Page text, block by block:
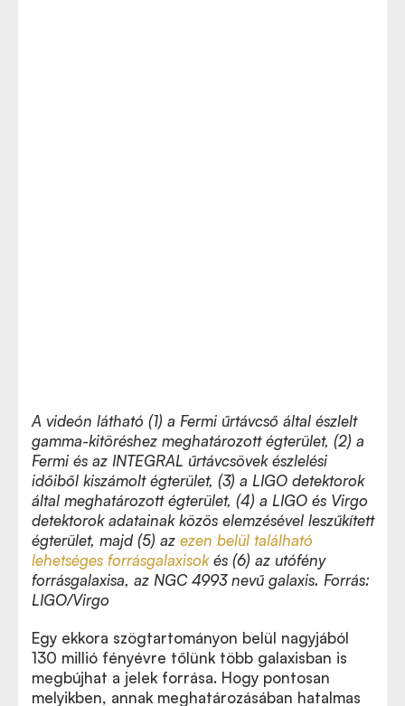
A videón látható (1) a Fermi űrtávcső által észlelt
gamma-kitöréshez meghatározott égterület, (2) a
Fermi és az INTEGRAL űrtávcsövek észlelési
időiből kiszámolt égterület, (3) a LIGO detektorok
által meghatározott égterület, (4) a LIGO és Virgo
detektorokadatainakközös elemzésével leszűkített
égterület, majd (5) az ezen belül található
lehetséges forrásgalaxisokés (6) az utófény
forrásgalaxisa, az NGC 4993 nevű galaxis. Forrás:
LIGO/Virgo
Egy ekkora szögtartományon belül nagyjából
130 millió fényévre tőlünk több galaxisban is
megbújhat a jelek forrása. Hogy pontosan
melyikben, annak meghatározásában hatalmas